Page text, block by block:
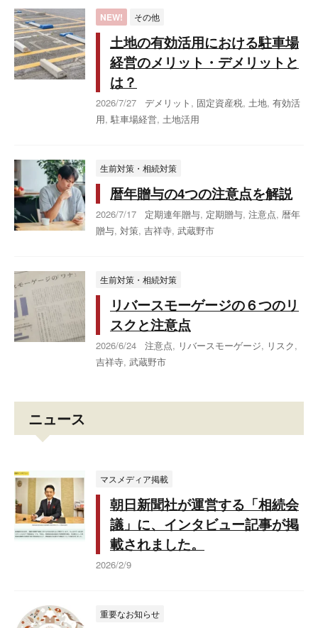
NEW! その他
土地の有効活用における駐車場
経営のメリット・デメリットと
は？
2026/7/27 デメリット , 固定資産税, 土地, 有効活
用, 駐車場経営, 土地活用
生前対策・相続対策
暦年贈与の4つの注意点を解説
2026/7/17 定期連年贈与, 定期贈与, 注意点, 暦年
贈与, 対策, 吉祥寺, 武蔵野市
生前対策・相続対策
リバースモーゲージの６つのリ
スクと注意点
2026/6/24 注意点, リバースモーゲージ, リスク,
吉祥寺, 武蔵野市
ニュース
マスメディア掲載
朝日新聞社が運営する「相続会
議」に、インタビュー記事が掲
載されました。
2026/2/9
重要なお知らせ